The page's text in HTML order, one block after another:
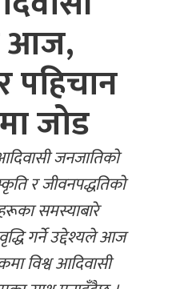
आज,
पहिचान
जोड
जनजातिको
र जीवनपद्धतिको
समस्याबारे
गर्ने उद्देश्यले आज
विश्व आदिवासी